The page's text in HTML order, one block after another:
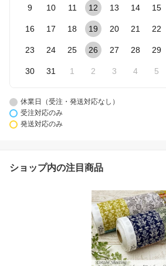
9 10 11 12 13 14 15
16 17 18 19 20 21 22
23 24 25 26 27 28 29
30 31 1 2 3 4 5
休業日（受注・発送対応なし）
受注対応のみ
発送対応のみ
ショップ内の注目商品